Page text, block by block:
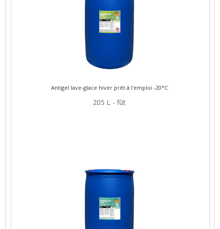
Antigel lave-glace hiver prêt à l'emploi -20°C
205 L - fût